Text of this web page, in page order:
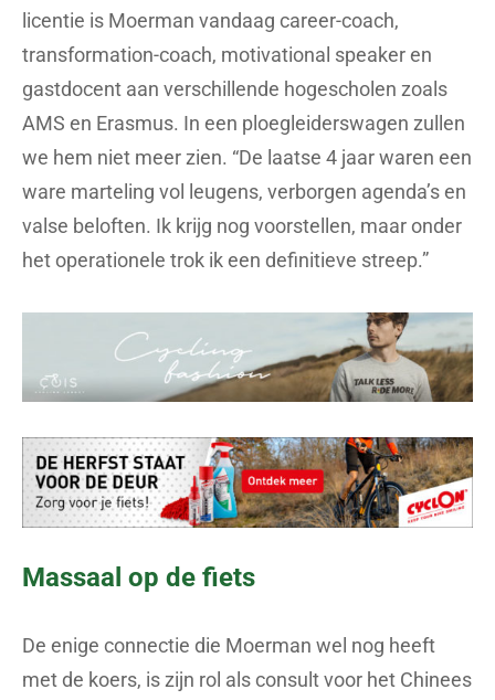
licentie is Moerman vandaag career-coach,
transformation-coach, motivational speaker en
gastdocent aan verschillende hogescholen zoals
AMS en Erasmus. In een ploegleiderswagen zullen
we hem niet meer zien. “De laatse 4 jaar waren een
ware marteling vol leugens, verborgen agenda’s en
valse beloften. Ik krijg nog voorstellen, maar onder
het operationele trok ik een definitieve streep.”
Massaal op de fiets
De enige connectie die Moerman wel nog heeft
met de koers, is zijn rol als consult voor het Chinees